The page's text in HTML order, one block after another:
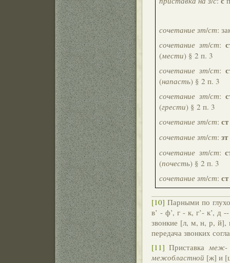
сочетание зт/ст:
сочетание зт/ст:
(мести) § 2 п. 3
сочетание зт/ст:
(напасть) § 2 п. 3
сочетание зт/ст:
(грести) § 2 п. 3
сочетание зт/ст:ст
сочетание зт/ст:зт
сочетание зт/ст:
(почесть) § 2 п. 3
сочетание зт/ст:ст
[10] Парными по
в’ - ф’, г - к, г’- к’, д
звонкие [л, м, н, р,
передача звонких
[11] Приставка меж-
межобластной [ж] и